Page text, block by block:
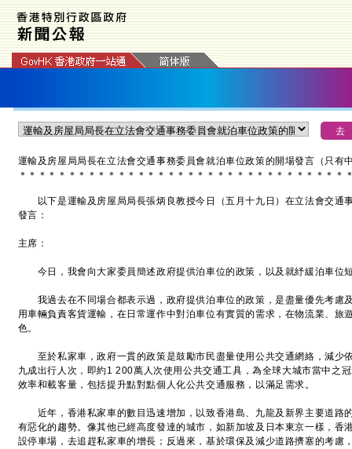
運輸及房屋局局長在立法會交通事務委員會就泊車位政策的開場發言（只有
＊ ＊ ＊ ＊ ＊ ＊ ＊ ＊ ＊ ＊ ＊ ＊ ＊ ＊ ＊ ＊ ＊ ＊ ＊ ＊ ＊ ＊ ＊ ＊ ＊ ＊ ＊ ＊ ＊ ＊ ＊ ＊ ＊
以下是運輸及房屋局局長張炳良教授今日（五月十九日）在立法會交通
發言：
主席：
今日，我會向大家委員簡述政府提供泊車位的政策，以及就紓緩泊車位
我過去在不同場合都表示過，政府提供泊車位的政策，是盡量優先考慮
用車輛負責客貨運輸，在日常運作中對泊車位有實質的需求，在物流業、旅
色。
至於私家車，政府一貫的政策是鼓勵市民盡量使用公共交通網絡，減少
九成出行人次，即約1 200萬人次使用公共交通工具，為全球大城市當中之
效率和載客量，包括提升點對點個人化公共交通服務，以滿足需求。
近年，香港私家車的數目迅速增加，以致香港島、九龍及新界主要道路
有惡化的趨勢。像其他已經高度發達的城市，如新加坡及日本東京一樣，香
設停車場，去追趕私家車的增長；反過來，基於環保及減少道路擠塞的考慮